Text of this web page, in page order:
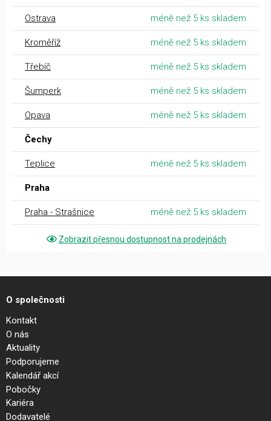
Ostrava méně než 5 ks skladem
Kroměříž méně než 5 ks skladem
Třebíč méně než 5 ks skladem
Šumperk méně než 5 ks skladem
Opava méně než 5 ks skladem
Čechy
Teplice méně než 5 ks skladem
Praha
Praha - Strašnice méně než 5 ks skladem
Zobrazit přesnou dostupnost na prodejnách
O společnosti
Kontakt
O nás
Aktuality
Podporujeme
Kalendář akcí
Pobočky
Kariéra
Dodavatelé